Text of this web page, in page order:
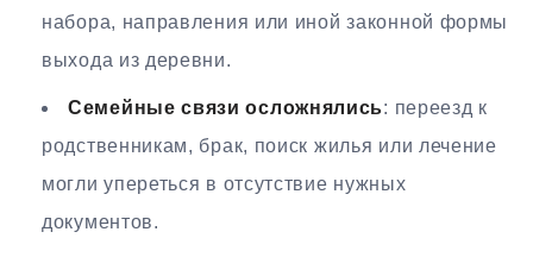
набора, направления или иной законной формы
выхода из деревни.
Семейные связи осложнялись: переезд к
родственникам, брак, поиск жилья или лечение
могли упереться в отсутствие нужных
документов.